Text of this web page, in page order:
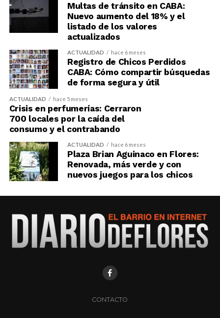
Multas de tránsito en CABA:
Nuevo aumento del 18% y el
listado de los valores
actualizados
ACTUALIDAD hace 6 meses
Registro de Chicos Perdidos
CABA: Cómo compartir búsquedas
de forma segura y útil
ACTUALIDAD hace 5 meses
Crisis en perfumerías: Cerraron
700 locales por la caída del
consumo y el contrabando
ACTUALIDAD hace 6 meses
Plaza Brian Aguinaco en Flores:
Renovada, más verde y con
nuevos juegos para los chicos
CONTACTO